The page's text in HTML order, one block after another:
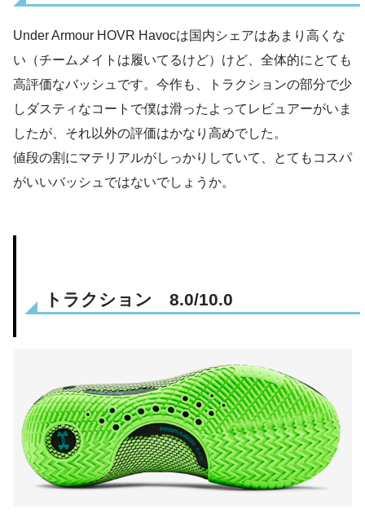
Under Armour HOVR Havocは国内シェアはあまり高くな
い（チームメイトは履いてるけど）けど、全体的にとても
高評価なバッシュです。今作も、トラクションの部分で少
しダスティなコートで僕は滑ったよってレビュアーがいま
したが、それ以外の評価はかなり高めでした。
値段の割にマテリアルがしっかりしていて、とてもコスパ
がいいバッシュではないでしょうか。
トラクション 8.0/10.0